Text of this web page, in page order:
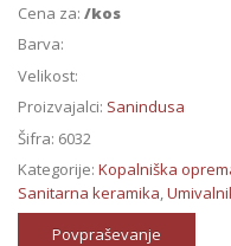
Cena za: /kos
Barva:
Velikost:
Proizvajalci: Sanindusa
Šifra: 6032
Kategorije: Kopalniška
Sanitarna keramika,
Povpraševanje